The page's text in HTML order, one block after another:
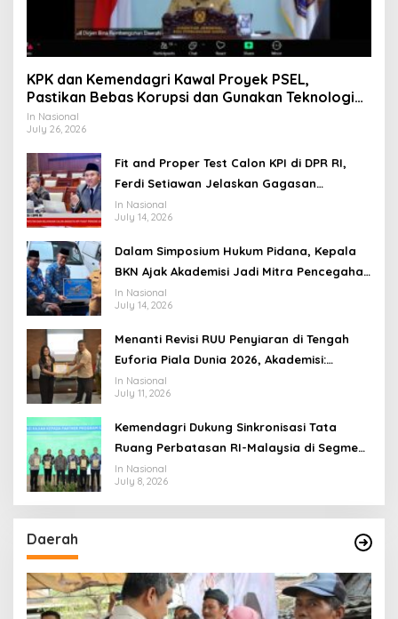
KPK dan Kemendagri Kawal Proyek PSEL,
Pastikan Bebas Korupsi dan Gunakan Teknologi
Ramah Lingkungan
In Nasional
July 26, 2026
Fit and Proper Test Calon KPI di DPR RI,
Ferdi Setiawan Jelaskan Gagasan
Transformasi Menuju Ekosistem Penyiaran
yang Adaptif
In Nasional
July 14, 2026
Dalam Simposium Hukum Pidana, Kepala
BKN Ajak Akademisi Jadi Mitra Pencegahan
Tindak Pidana di Birokrasi
In Nasional
July 14, 2026
Menanti Revisi RUU Penyiaran di Tengah
Euforia Piala Dunia 2026, Akademisi:
Jangan Terus Jadi “Messi dan Ronaldo”
Legislasi
In Nasional
July 11, 2026
Kemendagri Dukung Sinkronisasi Tata
Ruang Perbatasan RI-Malaysia di Segmen
Sinapad-Sesai
In Nasional
July 8, 2026
Daerah